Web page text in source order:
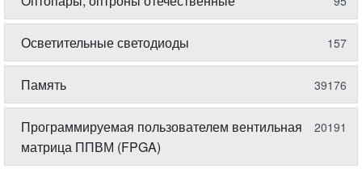
Осветительные светодиоды 157
Память 39176
Программируемая пользователем вентильная
матрица ППВМ (FPGA)
20191